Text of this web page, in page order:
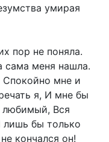
умирая
пор не поняла.
сама меня нашла.
Спокойно мне и
я, И мне бы
любимый, Вся
бы только
кончался он!